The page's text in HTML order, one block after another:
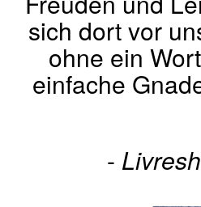
sich dort vor
ohne ein
einfache
-